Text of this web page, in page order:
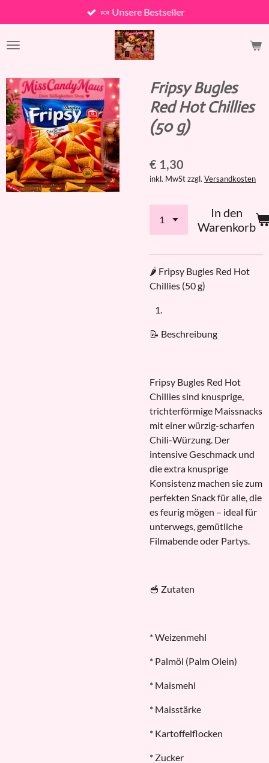
Hauptinhalt
springen
🍬 Unsere Bestseller
Fripsy Bugles
Red Hot Chillies
(50 g)
€ 1,30
inkl. MwSt zzgl. Versandkosten
In den
Warenkorb
🌶️ Fripsy Bugles Red Hot
Chillies (50 g)
📝 Beschreibung
Fripsy Bugles Red Hot
Chillies sind knusprige,
trichterförmige Maissnacks
mit einer würzig-scharfen
Chili-Würzung. Der
intensive Geschmack und
die extra knusprige
Konsistenz machen sie zum
perfekten Snack für alle, die
es feurig mögen – ideal für
unterwegs, gemütliche
Filmabende oder Partys.
🥣 Zutaten
* Weizenmehl
* Palmöl (Palm Olein)
* Maismehl
* Maisstärke
* Kartoffelflocken
* Zucker